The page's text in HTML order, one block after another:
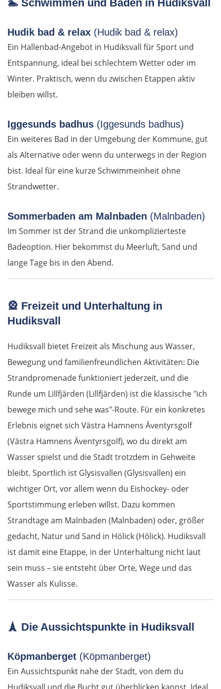
🏊 Schwimmen und Baden in Hudiksvall
Hudik bad & relax (Hudik bad & relax)
Ein Hallenbad-Angebot in Hudiksvall für Sport und
Entspannung, ideal bei schlechtem Wetter oder im
Winter. Praktisch, wenn du zwischen Etappen aktiv
bleiben willst.
Iggesunds badhus (Iggesunds badhus)
Ein weiteres Bad in der Umgebung der Kommune, gut
als Alternative oder wenn du unterwegs in der Region
bist. Ideal für eine kurze Schwimmeinheit ohne
Strandwetter.
Sommerbaden am Malnbaden (Malnbaden)
Im Sommer ist der Strand die unkomplizierteste
Badeoption. Hier bekommst du Meerluft, Sand und
lange Tage bis in den Abend.
🎡 Freizeit und Unterhaltung in
Hudiksvall
Hudiksvall bietet Freizeit als Mischung aus Wasser,
Bewegung und familienfreundlichen Aktivitäten: Die
Strandpromenade funktioniert jederzeit, und die
Runde um Lillfjärden (Lillfjärden) ist die klassische "ich
bewege mich und sehe was"-Route. Für ein konkretes
Erlebnis eignet sich Västra Hamnens Äventyrsgolf
(Västra Hamnens Äventyrsgolf), wo du direkt am
Wasser spielst und die Stadt trotzdem in Gehweite
bleibt. Sportlich ist Glysisvallen (Glysisvallen) ein
wichtiger Ort, vor allem wenn du Eishockey- oder
Sportstimmung erleben willst. Dazu kommen
Strandtage am Malnbaden (Malnbaden) oder, größer
gedacht, Natur und Sand in Hölick (Hölick). Hudiksvall
ist damit eine Etappe, in der Unterhaltung nicht laut
sein muss – sie entsteht über Orte, Wege und das
Wasser als Kulisse.
🗼 Die Aussichtspunkte in Hudiksvall
Köpmanberget (Köpmanberget)
Ein Aussichtspunkt nahe der Stadt, von dem du
Gibraltar
Jerez de la Frontera
Sevilla
Portugal
Beja
Lissabon
Mafra
Porto
Amarante
Mirandela
Bragança
Zamora
Tordesillas
Guadarrama
Madrid
Guadalajara
Sacedón